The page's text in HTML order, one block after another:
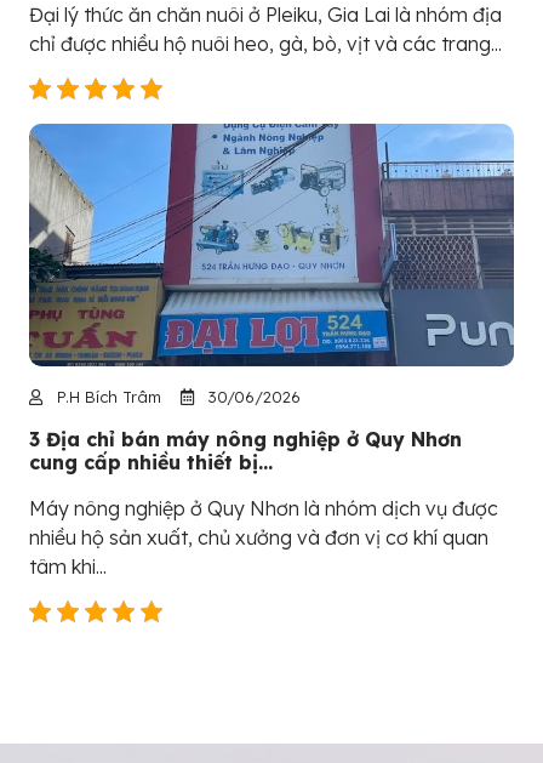
Đại lý thức ăn chăn nuôi ở Pleiku, Gia Lai là nhóm địa
chỉ được nhiều hộ nuôi heo, gà, bò, vịt và các trang...
P.H Bích Trâm 30/06/2026
3 Địa chỉ bán máy nông nghiệp ở Quy Nhơn
cung cấp nhiều thiết bị...
Máy nông nghiệp ở Quy Nhơn là nhóm dịch vụ được
nhiều hộ sản xuất, chủ xưởng và đơn vị cơ khí quan
tâm khi...